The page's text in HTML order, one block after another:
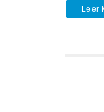
Leer